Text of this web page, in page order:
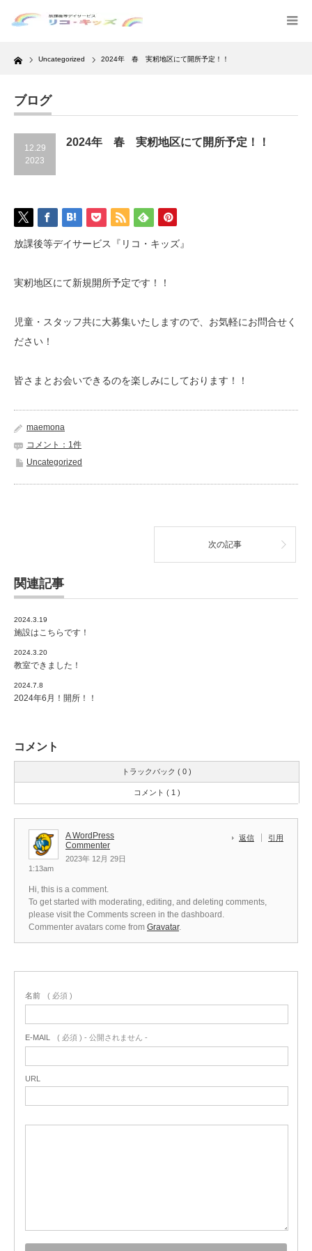
Home Uncategorized 2024年 春 実籾地区にて開所予定！！
ブログ
12.29
2023
2024年 春 実籾地区にて開所予定！！
放課後等デイサービス『リコ・キッズ』
実籾地区にて新規開所予定です！！
児童・スタッフ共に大募集いたしますので、お気軽にお問合せく
ださい！
皆さまとお会いできるのを楽しみにしております！！
maemona
コメント：1件
Uncategorized
次の記事
関連記事
2024.3.19
施設はこちらです！
2024.3.20
教室できました！
2024.7.8
2024年6月！開所！！
コメント
トラックバック ( 0 )
コメント ( 1 )
A WordPress
Commenter
2023年 12月 29日
1:13am
返信 引用
Hi, this is a comment.
To get started with moderating, editing, and deleting comments,
please visit the Comments screen in the dashboard.
Commenter avatars come from Gravatar.
名前 ( 必須 )
E-MAIL ( 必須 ) - 公開されません -
URL